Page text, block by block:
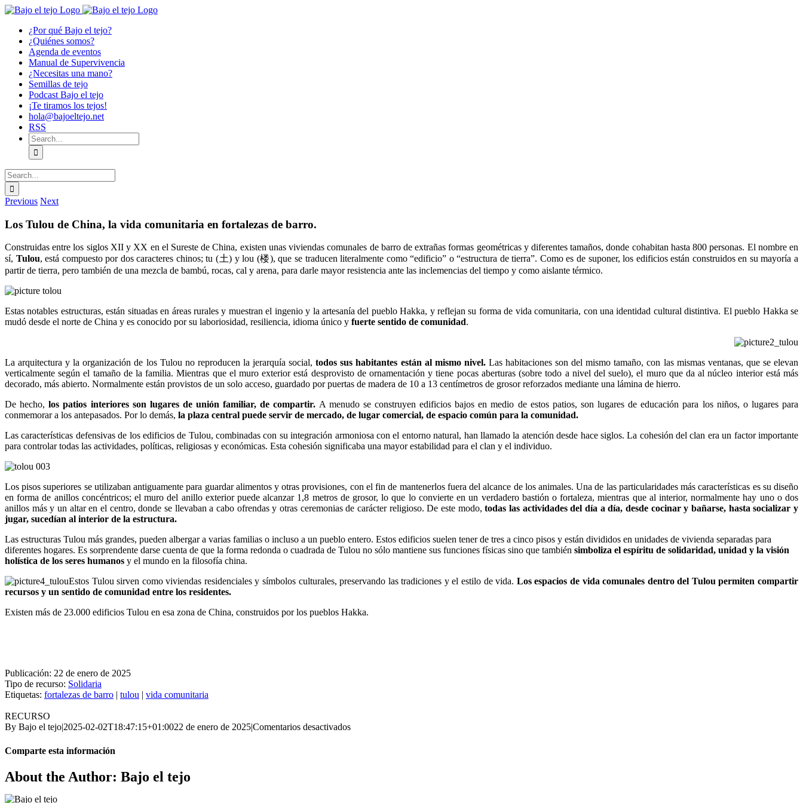
Skip
content¿Por qué Bajo el tejo?
¿Quiénes somos?
Agenda de eventos
Manual de Supervivencia
¿Necesitas una mano?
Semillas de tejo
Podcast Bajo el tejo
¡Te tiramos los tejos!
hola@bajoeltejo.net
RSS
Search
for:
Search
for:
Previous Next
Los Tulou de China, la vida comunitaria en fortalezas de barro.
Construidas entre los siglos XII y XX en el Sureste de China, existen unas viviendas comunales de barro de extrañas formas geométricas y diferentes tamaños, donde cohabitan hasta 800 personas. El nombre en
sí, Tulou, está compuesto por dos caracteres chinos; tu (土) y lou (楼), que se traducen literalmente como “edificio” o “estructura de tierra”. Como es de suponer, los edificios están construidos en su mayoría a
partir de tierra, pero también de una mezcla de bambú, rocas, cal y arena, para darle mayor resistencia ante las inclemencias del tiempo y como aislante térmico.
Estas notables estructuras, están situadas en áreas rurales y muestran el ingenio y la artesanía del pueblo Hakka, y reflejan su forma de vida comunitaria, con una identidad cultural distintiva. El pueblo Hakka se
mudó desde el norte de China y es conocido por su laboriosidad, resiliencia, idioma único y fuerte sentido de comunidad.
La arquitectura y la organización de los Tulou no reproducen la jerarquía social,todos sus habitantes están al mismo nivel.Las habitaciones son del mismo tamaño, con las mismas ventanas, que se elevan
verticalmente según el tamaño de la familia. Mientras que el muro exterior está desprovisto de ornamentación y tiene pocas aberturas (sobre todo a nivel del suelo), el muro que da al núcleo interior está más
decorado, más abierto. Normalmente están provistos de un solo acceso, guardado por puertas de madera de 10 a 13 centímetros de grosor reforzados mediante una lámina de hierro.
De hecho,los patios interiores son lugares de unión familiar, de compartir. A menudo se construyen edificios bajos en medio de estos patios, son lugares de educación para los niños, o lugares para
conmemorar a los antepasados. Por lo demás, la plaza central puede servir de mercado, de lugar comercial, de espacio común para la comunidad.
Las características defensivas de los edificios de Tulou, combinadas con su integración armoniosa con el entorno natural, han llamado la atención desde hace siglos. La cohesión del clan era un factor importante
para controlar todas las actividades, políticas, religiosas y económicas. Esta cohesión significaba una mayor estabilidad para el clan y el individuo.
Los pisos superiores se utilizaban antiguamente para guardar alimentos y otras provisiones, con el fin de mantenerlos fuera del alcance de los animales. Una de las particularidades más características es su diseño
en forma de anillos concéntricos; el muro del anillo exterior puede alcanzar 1,8 metros de grosor, lo que lo convierte en un verdadero bastión o fortaleza, mientras que al interior, normalmente hay uno o dos
anillos más y un altar en el centro, donde se llevaban a cabo ofrendas y otras ceremonias de carácter religioso. De este modo, todas las actividades del día a día, desde cocinar y bañarse, hasta socializar y
jugar, sucedían al interior de la estructura.
Las estructuras Tulou más grandes, pueden albergar a varias familias o incluso a un pueblo entero. Estos edificios suelen tener de tres a cinco pisos y están divididos en unidades de vivienda separadas para
diferentes hogares. Es sorprendente darse cuenta de que la forma redonda o cuadrada de Tulou no sólo mantiene sus funciones físicas sino que también simboliza el espíritu de solidaridad, unidad y la visión
holística de los seres humanos y el mundo en la filosofía china.
Estos Tulou sirven como viviendas residenciales y símbolos culturales, preservando las tradiciones y el estilo de vida. Los espacios de vida comunales dentro del Tulou permiten compartir
recursos y un sentido de comunidad entre los residentes.
Existen más de 23.000 edificios Tulou en esa zona de China, construidos por los pueblos Hakka.
Publicación: 22 de enero de 2025
Tipo de recurso: Solidaria
Etiquetas: fortalezas de barro | tulou | vida comunitaria
RECURSO
By Bajo el tejo|2025-02-02T18:47:15+01:0022 de enero de 2025|Comentarios desactivadosen
Comparte esta información
Facebook
Twitter
LinkedIn
WhatsApp
Telegram
Email
About the Author: Bajo el tejo